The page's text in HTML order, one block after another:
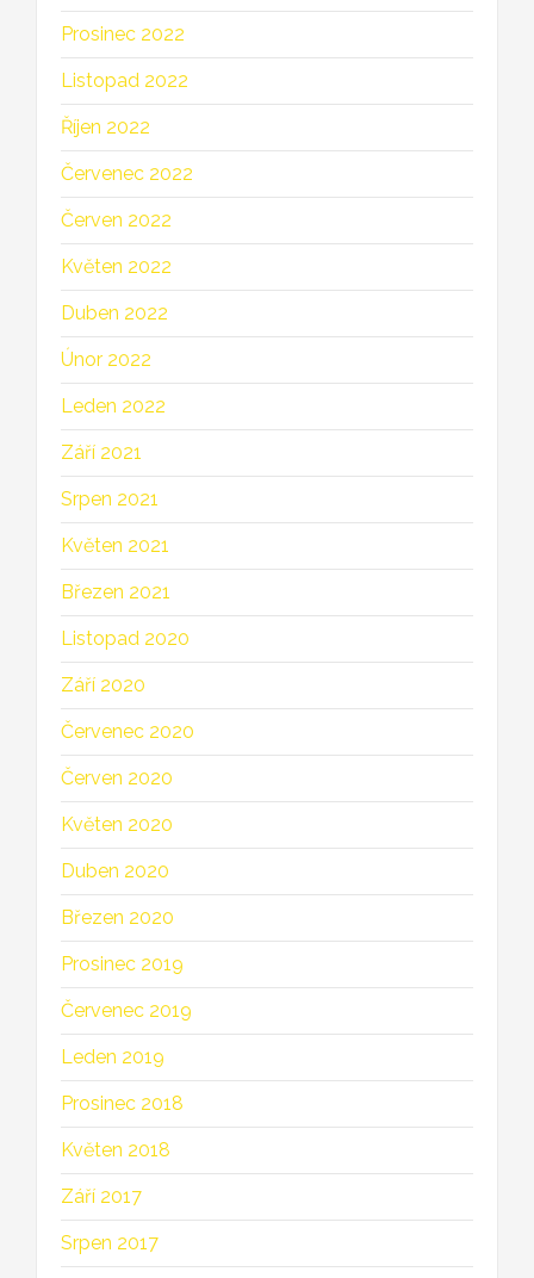
Prosinec 2022
Listopad 2022
Říjen 2022
Červenec 2022
Červen 2022
Květen 2022
Duben 2022
Únor 2022
Leden 2022
Září 2021
Srpen 2021
Květen 2021
Březen 2021
Listopad 2020
Září 2020
Červenec 2020
Červen 2020
Květen 2020
Duben 2020
Březen 2020
Prosinec 2019
Červenec 2019
Leden 2019
Prosinec 2018
Květen 2018
Září 2017
Srpen 2017